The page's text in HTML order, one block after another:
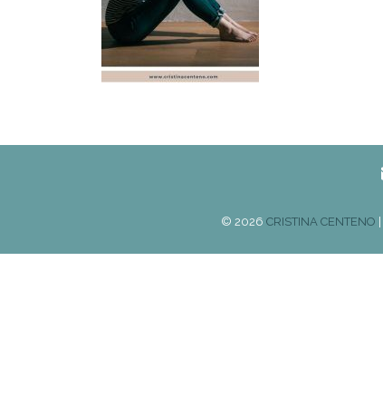
© 2026 CRISTINA CENTENO